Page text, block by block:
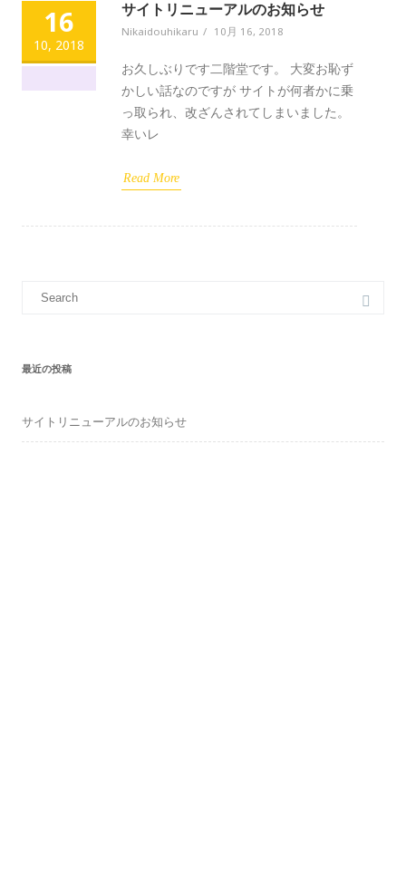
16
10, 2018
サイトリニューアルのお知らせ
Nikaidouhikaru / 10月 16, 2018
お久しぶりです二階堂です。 大変お恥ず
かしい話なのですが サイトが何者かに乗
っ取られ、改ざんされてしまいました。
幸いレ
Read More
Search
最近の投稿
サイトリニューアルのお知らせ